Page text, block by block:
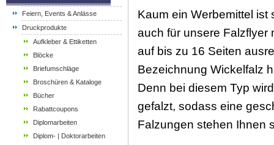
Feiern, Events & Anlässe
Druckprodukte
Aufkleber & Ettiketten
Blöcke
Briefumschläge
Broschüren & Kataloge
Bücher
Rabattcoupons
Diplomarbeiten
Diplom- | Doktorarbeiten
Kaum ein Werbemittel ist
auch für unsere Falzflyer
auf bis zu 16 Seiten
Bezeichnung Wickelfalz
Denn bei diesem Typ
gefalzt, sodass eine
Falzungen stehen Ihnen